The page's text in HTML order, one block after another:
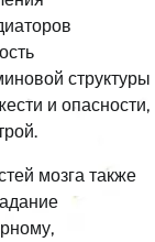
структуры
и опасности,
мозга также